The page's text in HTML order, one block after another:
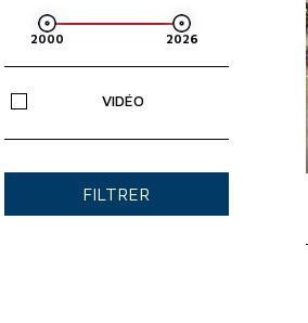
VIDÉO
FILTRER